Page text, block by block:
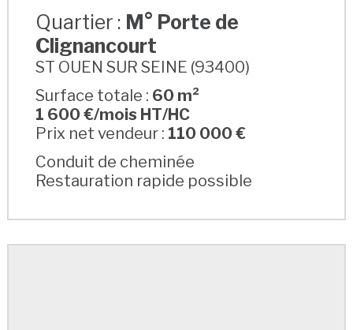
Quartier : M° Porte de
Clignancourt
ST OUEN SUR SEINE (93400)
Surface totale : 60 m²
1 600 €/mois HT/HC
Prix net vendeur : 110 000 €
Conduit de cheminée
Restauration rapide possible